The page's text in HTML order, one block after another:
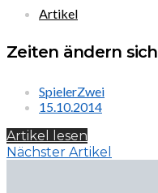
Artikel
Zeiten ändern sich
SpielerZwei
15.10.2014
Artikel lesen
Nächster Artikel